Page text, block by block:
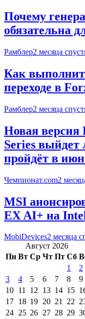
Почему
обязательна
Рамблер2 месяца
Как
переходе в
Рамблер2 месяца
Новая версия
Series выйдет
пройдёт в
Чемпионат.com2
MSI
EX AI+ на
MobiDevices2 месяца
Август 2026
Пн Вт Ср Чт Пт Сб
1
2
3
4 5 6 7 8
9
10 11 12 13 14 15
17 18 19 20 21 22
24 25 26 27 28 29